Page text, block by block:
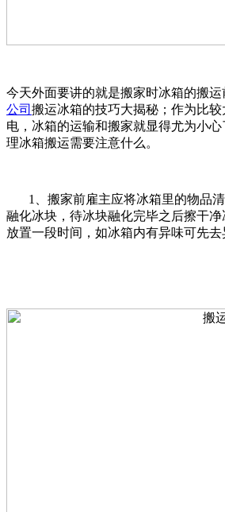
今天外面要讲的就是搬家时冰箱的搬运
公司 搬运冰箱的技巧大揭秘；作为比
电，冰箱的运输和搬家就显得尤为小
理冰箱搬运需要注意什么。
1、搬家前雇主应将冰箱里的物品清
融化冰块，待冰块融化完毕之后擦干
放置一段时间，如冰箱内有异味可先